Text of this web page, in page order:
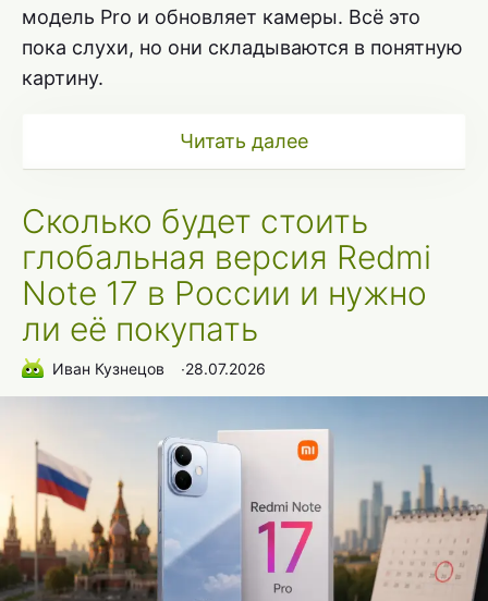
модель Pro и обновляет камеры. Всё это
пока слухи, но они складываются в понятную
картину.
Читать далее
Сколько будет стоить
глобальная версия Redmi
Note 17 в России и нужно
ли её покупать
Иван Кузнецов ∙28.07.2026